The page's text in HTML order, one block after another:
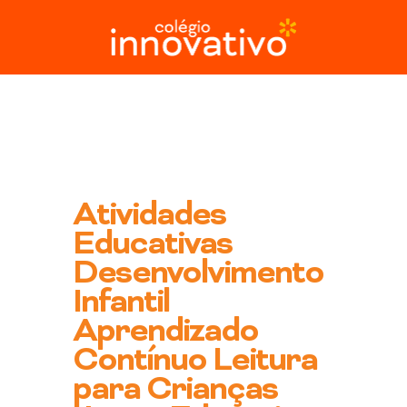
conteúdo
Atividades
Educativas
Desenvolvimento
Infantil
Aprendizado
Contínuo Leitura
para Crianças